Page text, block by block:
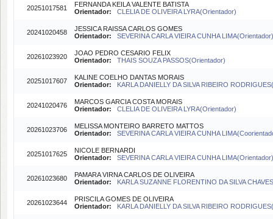
20251017581
FERNANDA KEILA VALENTE BATISTA
Orientador:
CLELIA DE OLIVEIRA LYRA(Orientador)
20241020458
JESSICA RAISSA CARLOS GOMES
Orientador:
SEVERINA CARLA VIEIRA CUNHA LIMA(Orientador)
20261023920
JOAO PEDRO CESARIO FELIX
Orientador:
THAIS SOUZA PASSOS(Orientador)
20251017607
KALINE COELHO DANTAS MORAIS
Orientador:
KARLA DANIELLY DA SILVA RIBEIRO
20241020476
MARCOS GARCIA COSTA MORAIS
Orientador:
CLELIA DE OLIVEIRA LYRA(Orientador)
20261023706
MELISSA MONTEIRO BARRETO MATTOS
Orientador:
SEVERINA CARLA VIEIRA CUNHA
20251017625
NICOLE BERNARDI
Orientador:
SEVERINA CARLA VIEIRA CUNHA LIMA(Orientador)
20261023680
PAMARA VIRNA CARLOS DE OLIVEIRA
Orientador:
KARLA SUZANNE FLORENTINO DA SILVA
20261023644
PRISCILA GOMES DE OLIVEIRA
Orientador:
KARLA DANIELLY DA SILVA RIBEIRO